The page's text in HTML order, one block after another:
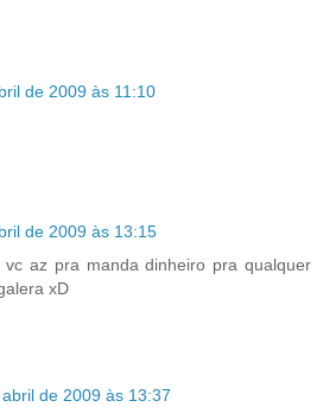
de 2009 às 11:10
de 2009 às 13:15
vc az pra manda dinheiro pra qualquer
xD
de 2009 às 13:37